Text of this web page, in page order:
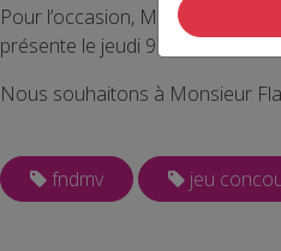
Pour l’occasion, Madame
présente le jeudi 9 mai afin de
Nous souhaitons à Monsieur
fndmv jeu